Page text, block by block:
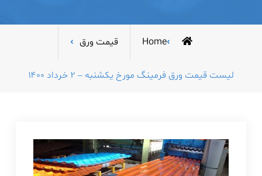
Home قیمت ورق
لیست قیمت ورق فرمینگ مورخ یکشنبه – ۲ خرداد ۱۴۰۰